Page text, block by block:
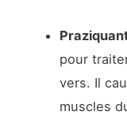
pour
vers. Il
muscles